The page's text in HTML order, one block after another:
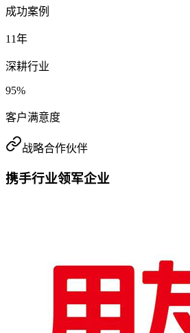
成功案例
11年
深耕行业
95%
客户满意度
战略合作伙伴
携手行业领军企业